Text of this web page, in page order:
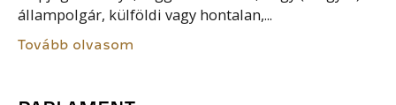
állampolgár, külföldi vagy hontalan,...
Tovább olvasom